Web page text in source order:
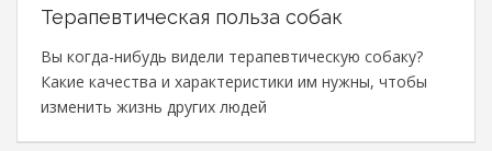
Терапевтическая польза собак
Вы когда-нибудь видели терапевтическую собаку?
Какие качества и характеристики им нужны, чтобы
изменить жизнь других людей